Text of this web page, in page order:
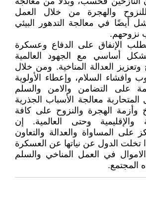
للنزوح والهجرة من خلال العمل
أيضًا في معالجة التدهور البيئي
نزوحهم.
الإنفاق على الدفاع وعسكرة
أساسي مع الجهود العالمية
وتعزيز العدالة المناخية. ومن خلال
وافشاء السلام، وإعطاء الأولوية
على التضامن والامن والسلم
المتحاربة معالجة الأسباب الجذرية
وأزمة الهجرة والنزوح على كافة
والإقليمية وحتى العالمية. إن
على المساواة والعدالة والتعاون
تخلت الدول عن نياتها عن العسكرة
في العمل المناخي والسلم
المجتمع.